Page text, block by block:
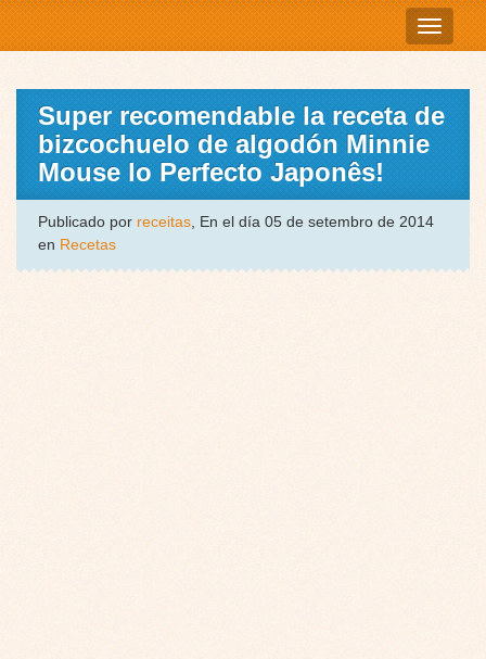
Super recomendable la receta de
bizcochuelo de algodón Minnie
Mouse lo Perfecto Japonês!
Publicado por receitas, En el día 05 de setembro de 2014
en Recetas